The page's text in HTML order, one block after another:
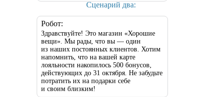
Сценарий два:
Робот:
Здравствуйте! Это магазин «Хорошие
вещи». Мы рады, что вы — один
из наших постоянных клиентов. Хотим
напомнить, что на вашей карте
лояльности накопилось 500 бонусов,
действующих до 31 октября. Не забудьте
потратить их на подарки себе
и своим близким!